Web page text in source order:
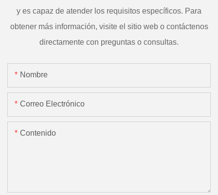
y es capaz de atender los requisitos específicos. Para
obtener más información, visite el sitio web o contáctenos
directamente con preguntas o consultas.
Nombre
Correo Electrónico
Contenido